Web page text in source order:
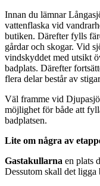
Innan du lämnar
vattenflaska vid
butiken. Därefter fylls
gårdar och skogar. Vid
vindskyddet med utsikt
badplats. Därefter
flera delar består av
Väl framme vid
möjlighet för både att
badplatsen.
Lite om några av
Gastakullarna en plats
Dessutom skall det ligga